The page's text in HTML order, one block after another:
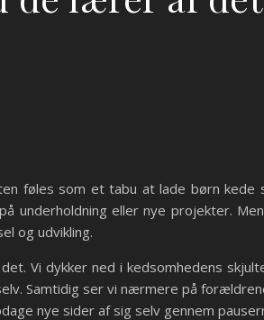
føles som et tabu at lade børn kede
underholdning eller nye projekter.
og udvikling.
Vi dykker ned i kedsomhedens
Samtidig ser vi nærmere på
nye sider af sig selv gennem